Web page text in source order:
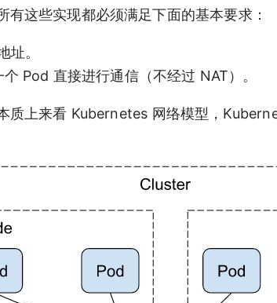
这些实现都必须满足下面的基本要求：
址。
Pod 直接进行通信（不经过 NAT）。
质上来看 Kubernetes 网络模型，